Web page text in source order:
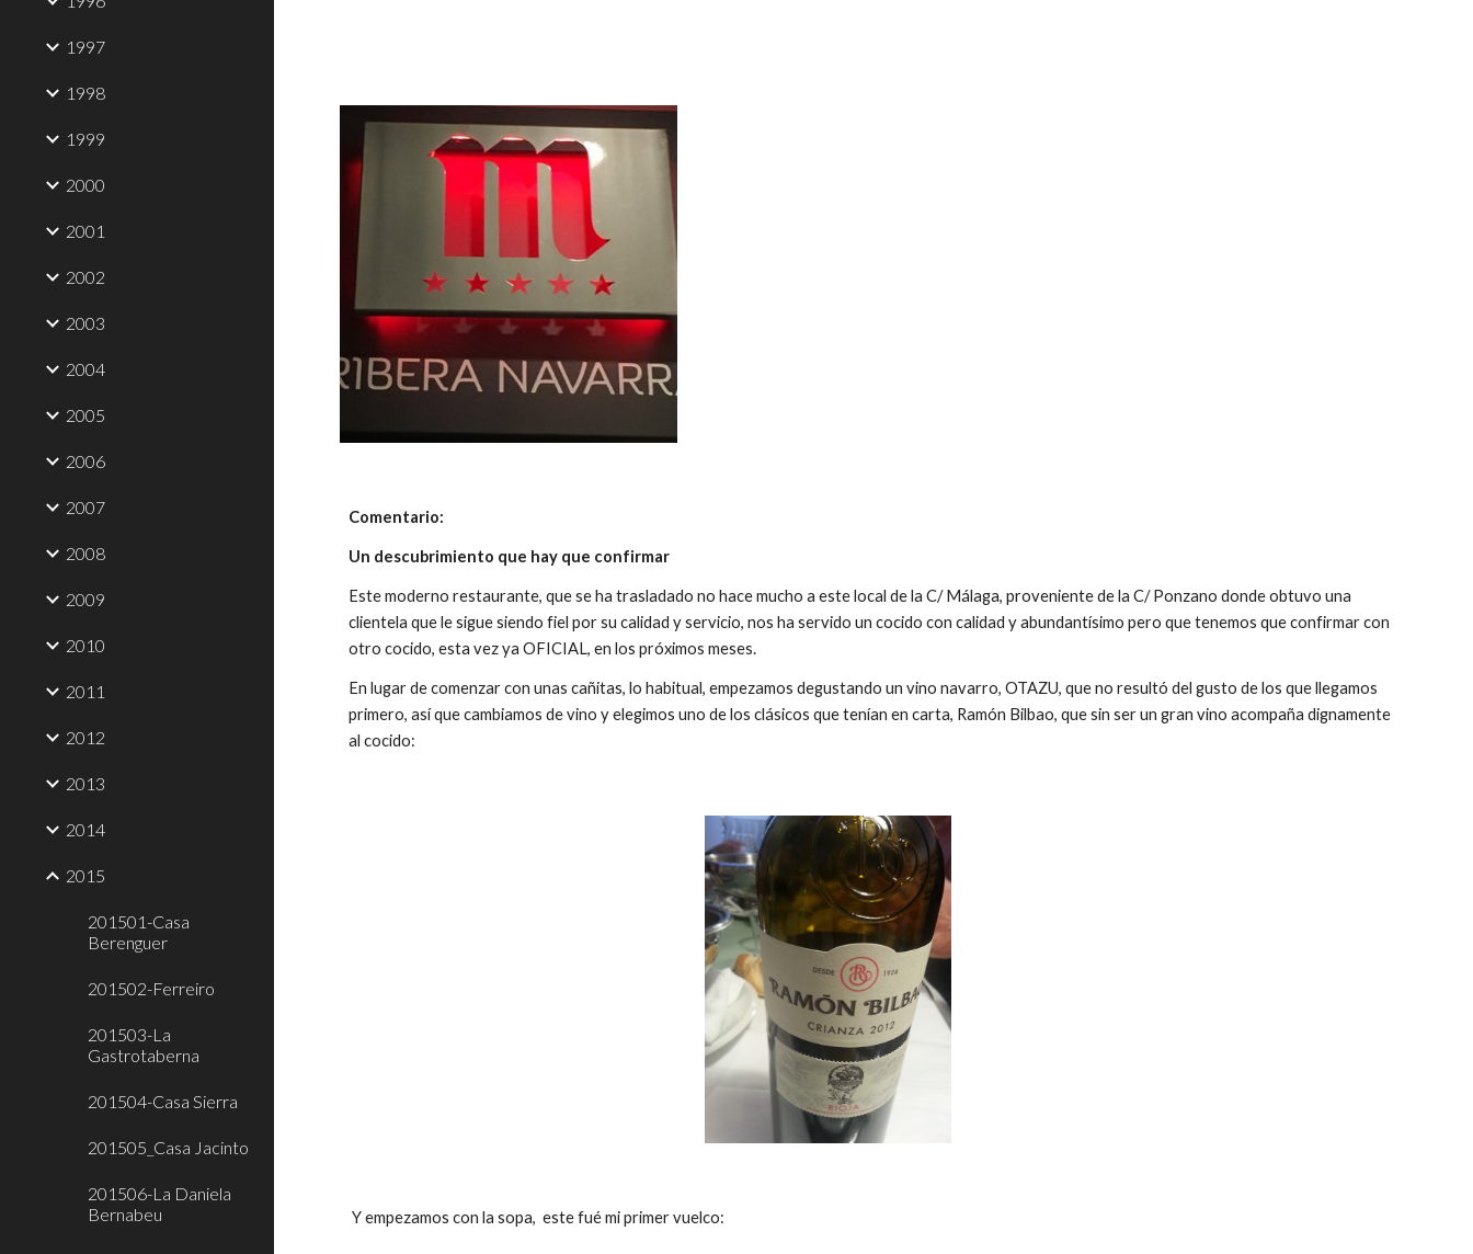
1997
1998
1999
2000
2001
2002
2003
2004
2005
2006
2007
2008
2009
2010
2011
2012
2013
2014
2015
201501-Casa
Berenguer
201502-Ferreiro
201503-La
Gastrotaberna
201504-Casa Sierra
201505_Casa Jacinto
201506-La Daniela
Bernabeu
Comentario:
Un descubrimiento que hay que confirmar
Este moderno restaurante, que se ha trasladado no hace mucho a este local de la C/ Málaga, proveniente de la C/ Ponzano donde obtuvo una
clientela que le sigue siendo fiel por su calidad y servicio, nos ha servido un cocido con calidad y abundantísimo pero que tenemos que confirmar con
otro cocido, esta vez ya OFICIAL, en los próximos meses.
En lugar de comenzar con unas cañitas, lo habitual, empezamos degustando un vino navarro, OTAZU, que no resultó del gusto de los que llegamos
primero, así que cambiamos de vino y elegimos uno de los clásicos que tenían en carta, Ramón Bilbao, que sin ser un gran vino acompaña dignamente
al cocido:
Y empezamos con la sopa,  este fué mi primer vuelco: